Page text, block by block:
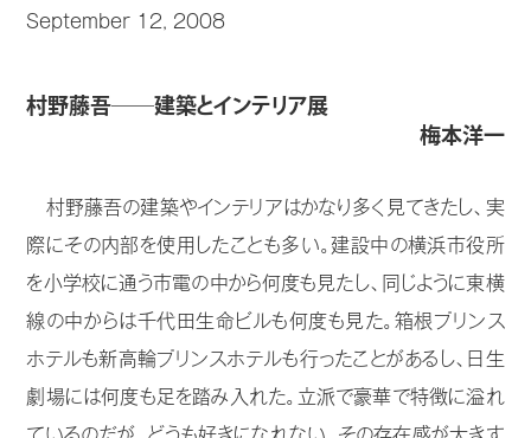
September 12, 2008
村野藤吾──建築とインテリア展
梅本洋一
村野藤吾の建築やインテリアはかなり多く見てきたし、実
際にその内部を使用したことも多い。建設中の横浜市役所
を小学校に通う市電の中から何度も見たし、同じように東横
線の中からは千代田生命ビルも何度も見た。箱根プリンス
ホテルも新高輪プリンスホテルも行ったことがあるし、日生
劇場には何度も足を踏み入れた。立派で豪華で特徴に溢れ